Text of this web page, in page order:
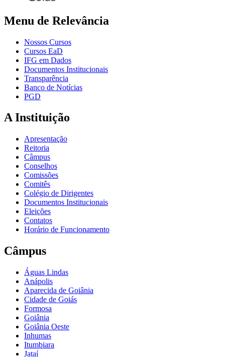
Menu de Relevância
Nossos Cursos
Cursos EaD
IFG em Dados
Documentos Institucionais
Transparência
Banco de Notícias
PGD
A Instituição
Apresentação
Reitoria
Câmpus
Conselhos
Comissões
Comitês
Colégio de Dirigentes
Documentos Institucionais
Eleições
Contatos
Horário de Funcionamento
Câmpus
Águas Lindas
Anápolis
Aparecida de Goiânia
Cidade de Goiás
Formosa
Goiânia
Goiânia Oeste
Inhumas
Itumbiara
Jataí